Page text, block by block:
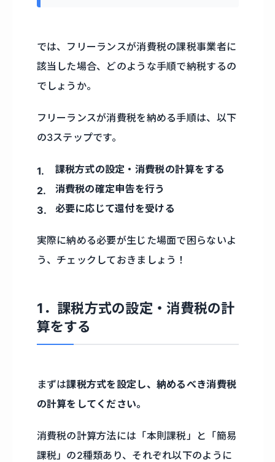
では、フリーランスが消費税の課税事業者に
該当した場合、どのような手順で納税するの
でしょうか。
フリーランスが消費税を納める手順は、以下
の3ステップです。
課税方式の設定・消費税の計算をする
消費税の確定申告を行う
必要に応じて還付を受ける
実際に納める必要が生じた場面で困らないよ
う、チェックしておきましょう！
1．課税方式の設定・消費税の計
算をする
まずは課税方式を設定し、納めるべき消費税
の計算をしてください。
消費税の計算方法には「本則課税」と「簡易
課税」の2種類あり、それぞれ以下のように